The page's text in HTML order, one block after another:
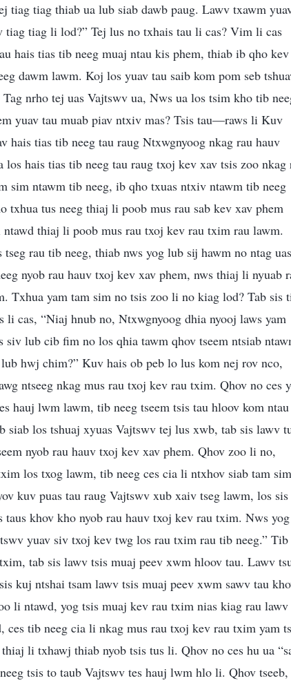
tiag tiag thiab ua lub siab dawb paug. Lawv txawm
tiag li lod?” Tej lus no txhais tau li cas? Vim li cas
hais tias tib neeg muaj ntau kis phem, thiab ib qho kev
dawm lawm. Koj los yuav tau saib kom pom seb
nrho tej uas Vajtswv ua, Nws ua los tsim kho tib
yuav tau muab piav ntxiv mas? Tsis tau—raws li Kuv
hais tias tib neeg tau raug Ntxwgnyoog nkag rau hauv
hais tias tib neeg tau raug txoj kev xav tsis zoo nkag
sim ntawm tib neeg, ib qho txuas ntxiv ntawm tib neeg
txhua tus neeg thiaj li poob mus rau sab kev xav phem
thiaj li poob mus rau txoj kev rau txim rau lawm.
rau tib neeg, thiab nws yog lub sij hawm no ntag uas
nyob rau hauv txoj kev xav phem, nws thiaj li nyuab
Txhua yam tam sim no tsis zoo li no kiag lod? Tab sis
li cas, “Niaj hnub no, Ntxwgnyoog dhia nyooj laws yam
lub cib fim no los qhia tawm qhov tseem ntsiab
hwj chim?” Kuv hais ob peb lo lus kom nej rov nco,
ntseeg nkag mus rau txoj kev rau txim. Qhov no ces
hauj lwm lawm, tib neeg tseem tsis tau hloov kom ntau
siab los tshuaj xyuas Vajtswv tej lus xwb, tab sis lawv
nyob rau hauv txoj kev xav phem. Qhov zoo li no,
los txog lawm, tib neeg ces cia li ntxhov siab tam sim
kuv puas tau raug Vajtswv xub xaiv tseg lawm, los sis
taus khov kho nyob rau hauv txoj kev rau txim. Nws
yuav siv txoj kev twg los rau txim rau tib neeg.” Tib
tab sis lawv tsis muaj peev xwm hloov tau. Lawv
kuj ntshai tsam lawv tsis muaj peev xwm sawv tau
li ntawd, yog tsis muaj kev rau txim nias kiag rau lawv
ces tib neeg cia li nkag mus rau txoj kev rau txim yam
li txhawj thiab nyob tsis tus li. Qhov no ces hu ua
tsis to taub Vajtswv tes hauj lwm hlo li. Qhov tseeb,